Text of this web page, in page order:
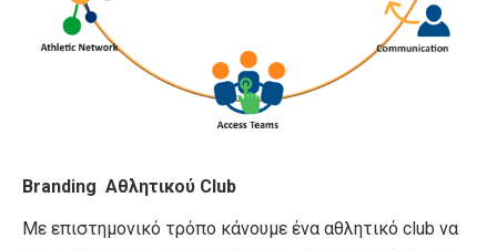
Branding Αθλητικού Club
Με επιστημονικό τρόπο κάνουμε ένα αθλητικό club να